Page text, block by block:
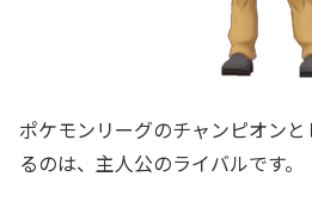
ポケモンリーグのチャンピオン
るのは、主人公のライバルです。